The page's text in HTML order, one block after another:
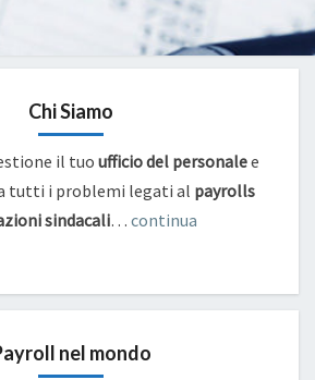
Chi Siamo
il tuo ufficio del personalee
tutti i problemi legati al payrolls
sindacali… continua
nel mondo